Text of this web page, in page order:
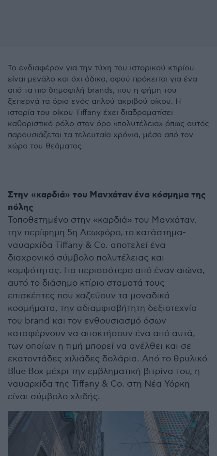
Το ενδιαφέρον για την τύχη του ιστορικού κτιρίου
είναι μεγάλο και όχι άδικα, αφού πρόκειται για ένα
από τα πιο δημοφιλή brands, που η φήμη του
ξεπερνά τα όρια ενός απλού ακριβού οίκου. Η
ιστορία του οίκου Tiffany έχει διαδραματίσει
καθοριστικό ρόλο στον όρο «πολυτέλεια» όπως αυτός
παρουσιάζεται τα τελευταία χρόνια, μέσα από τον
χώρο του θεάματος.
Στην «καρδιά» του Μανχάταν ένα κόσμημα της
πόλης
Τοποθετημένο στην «καρδιά» του Μανχάταν,
την περίφημη 5η Λεωφόρο, το κατάστημα-
ναυαρχίδα Tiffany & Co. αποτελεί ένα
διαχρονικό σύμβολο πολυτέλειας και
κομψότητας. Για περισσότερο από έναν αιώνα,
αυτό το διάσημο κτίριο σταματά τους
επισκέπτες που χαζεύουν τα μοναδικά
κοσμήματα, την αδιαμφισβήτητη δεξιοτεχνία
του brand και τον ενθουσιασμό όσων
καταφέρνουν να αποκτήσουν ένα από αυτά,
των οποίων η τιμή μπορεί να ανέλθει και σε
εκατοντάδες χιλιάδες δολάρια. Από το θρυλικό
Blue Box μέχρι την εμβληματική βιτρίνα του, η
ναυαρχίδα της Tiffany & Co. στη Νέα Υόρκη
είναι σύμβολο χλιδής.